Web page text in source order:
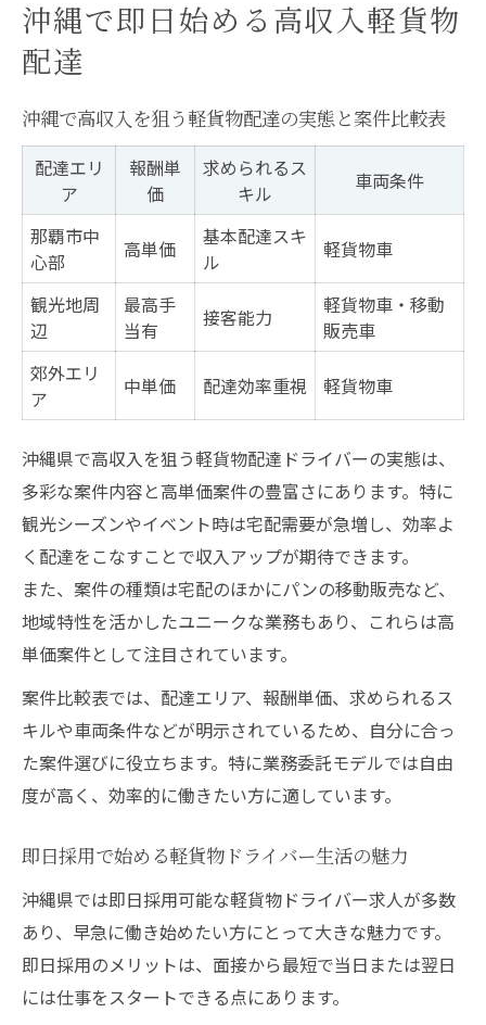
ツ
業務委託とフリーランス軽貨物ドライバー
の違い一覧
柔軟な働き方で叶える高単価案件の探し方
パンの移動販売を活かした収入アップ術
業務委託ドライバーとして成功する条件
沖縄で人気の業務委託案件の特徴とは
パンの移動販売で広がるドライバーの道
パンの移動販売案件と他案件の比較ポイン
ト表
移動販売ならではの高収入メリットに注目
沖縄で人気のパン移動販売ドライバー生活
軽貨物×パン販売で収入を伸ばす方法
未経験からパンの移動販売を始める流れ
高単価案件を狙う働き方のコツを解説
高単価案件の条件と報酬例早見表
パンの移動販売で安定収入を目指すテクニ
ック
高単価案件を逃さない業務委託活用術
自由なシフトで叶える新しい収入生活
シフト自由度と収入モデルの比較表
自由な働き方で高収入を実現する方法
パンの移動販売を活かすシフト調整術
沖縄で選ばれる柔軟シフト案件の特徴
沖縄で即日始める高収入軽貨物
配達
沖縄で高収入を狙う軽貨物配達の実態と案件比較表
配達エリ
ア
報酬単
価
求められるス
キル
車両条件
那覇市中
心部
高単価
基本配達スキ
ル
軽貨物車
観光地周
辺
最高手
当有
接客能力
軽貨物車・移動
販売車
郊外エリ
ア
中単価 配達効率重視 軽貨物車
沖縄県で高収入を狙う軽貨物配達ドライバーの実態は、
多彩な案件内容と高単価案件の豊富さにあります。特に
観光シーズンやイベント時は宅配需要が急増し、効率よ
く配達をこなすことで収入アップが期待できます。
また、案件の種類は宅配のほかにパンの移動販売など、
地域特性を活かしたユニークな業務もあり、これらは高
単価案件として注目されています。
案件比較表では、配達エリア、報酬単価、求められるス
キルや車両条件などが明示されているため、自分に合っ
た案件選びに役立ちます。特に業務委託モデルでは自由
度が高く、効率的に働きたい方に適しています。
即日採用で始める軽貨物ドライバー生活の魅力
沖縄県では即日採用可能な軽貨物ドライバー求人が多数
あり、早急に働き始めたい方にとって大きな魅力です。
即日採用のメリットは、面接から最短で当日または翌日
には仕事をスタートできる点にあります。